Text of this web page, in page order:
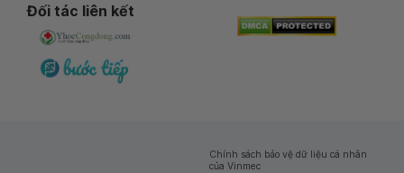
Đối tác liên kết
Chính sách bảo vệ dữ liệu cá nhân
của Vinmec